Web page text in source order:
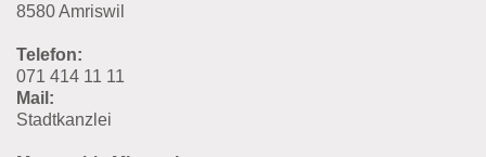
8580 Amriswil
Telefon:
071 414 11 11
Mail:
Stadtkanzlei